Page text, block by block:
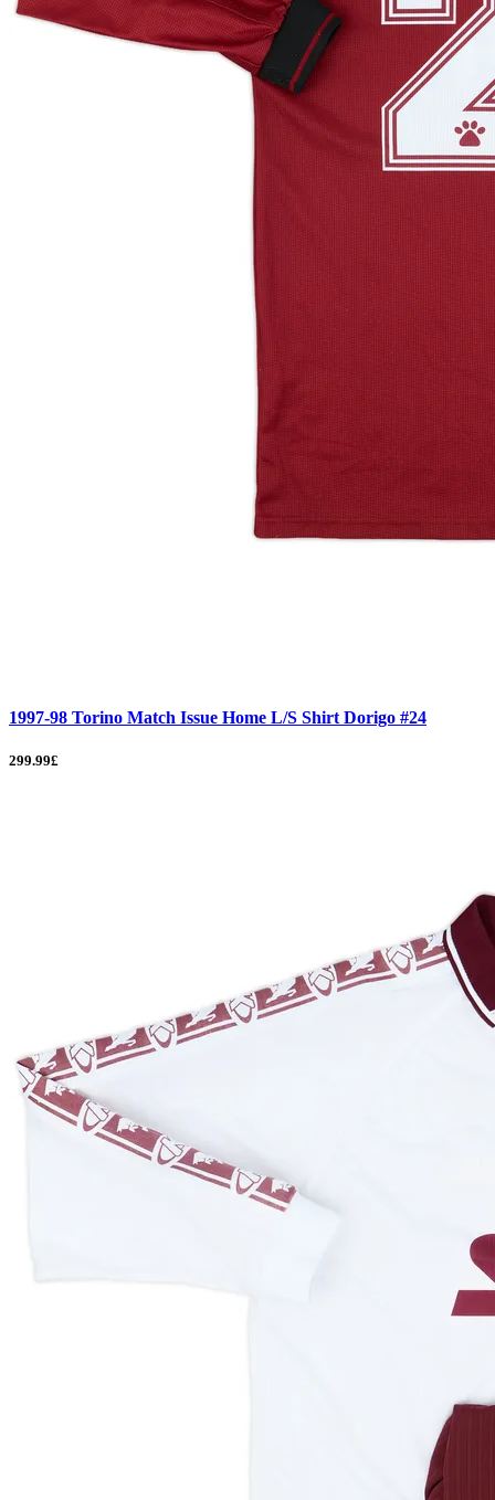
1997-98 Torino Match Issue Home L/S Shirt Dorigo #24
299.99£